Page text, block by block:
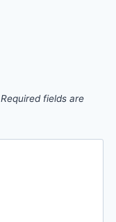
Required fields are